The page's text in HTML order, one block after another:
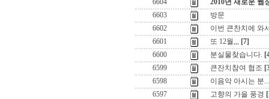
6604
2010년 새로운 웹
6603
방문
6602
이번 큰찬치에 와
6601
또 12월,,, [7]
6600
분실물찾습니다.
6599
큰잔치참여 협조
6598
이음악 아시는 분
6597
고향의 가을 풍경